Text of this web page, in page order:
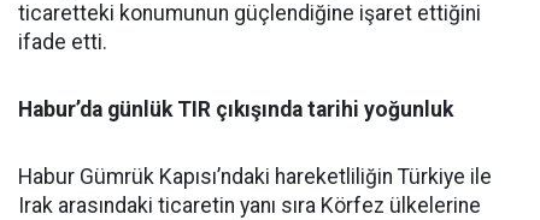
ticaretteki konumunun güçlendiğine işaret ettiğini
ifade etti.
Habur’da günlük TIR çıkışında tarihi yoğunluk
Habur Gümrük Kapısı’ndaki hareketliliğin Türkiye ile
Irak arasındaki ticaretin yanı sıra Körfez ülkelerine